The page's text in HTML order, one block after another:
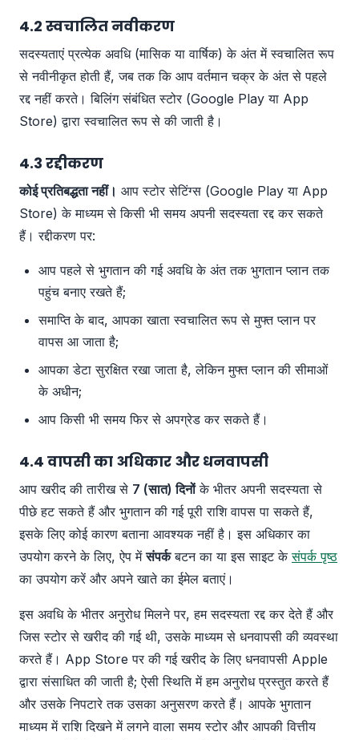
4.2 स्वचालित नवीकरण
सदस्यताएं प्रत्येक अवधि (मासिक या वार्षिक) के अंत में स्वचालित रूप
से नवीनीकृत होती हैं, जब तक कि आप वर्तमान चक्र के अंत से पहले
रद्द नहीं करते। बिलिंग संबंधित स्टोर (Google Play या App
Store) द्वारा स्वचालित रूप से की जाती है।
4.3 रद्दीकरण
कोई प्रतिबद्धता नहीं। आप स्टोर सेटिंग्स (Google Play या App
Store) के माध्यम से किसी भी समय अपनी सदस्यता रद्द कर सकते
हैं। रद्दीकरण पर:
आप पहले से भुगतान की गई अवधि के अंत तक भुगतान प्लान तक
पहुंच बनाए रखते हैं;
समाप्ति के बाद, आपका खाता स्वचालित रूप से मुफ्त प्लान पर
वापस आ जाता है;
आपका डेटा सुरक्षित रखा जाता है, लेकिन मुफ्त प्लान की सीमाओं
के अधीन;
आप किसी भी समय फिर से अपग्रेड कर सकते हैं।
4.4 वापसी का अधिकार और धनवापसी
आप खरीद की तारीख से 7 (सात) दिनोंके भीतर अपनी सदस्यता से
पीछे हट सकते हैं और भुगतान की गई पूरी राशि वापस पा सकते हैं,
इसके लिए कोई कारण बताना आवश्यक नहीं है। इस अधिकार का
उपयोग करने के लिए, ऐप मेंसंपर्कबटन का या इस साइट केसंपर्क पृष्ठ
का उपयोग करें और अपने खाते का ईमेल बताएं।
इस अवधि के भीतर अनुरोध मिलने पर, हम सदस्यता रद्द कर देते हैं और
जिस स्टोर से खरीद की गई थी, उसके माध्यम से धनवापसी की व्यवस्था
करते हैं। App Store पर की गई खरीद के लिए धनवापसी Apple
द्वारा संसाधित की जाती है; ऐसी स्थिति में हम अनुरोध प्रस्तुत करते हैं
और उसके निपटारे तक उसका अनुसरण करते हैं। आपके भुगतान
माध्यम में राशि दिखने में लगने वाला समय स्टोर और आपकी वित्तीय